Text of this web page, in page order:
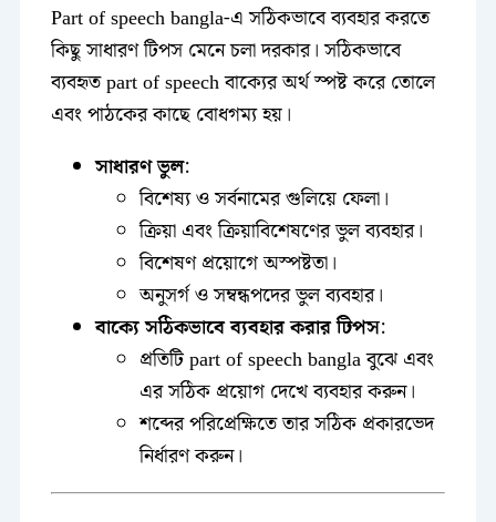
Part of speech bangla-এ সঠিকভাবে ব্যবহার করতে
কিছু সাধারণ টিপস মেনে চলা দরকার। সঠিকভাবে
ব্যবহৃত part of speech বাক্যের অর্থ স্পষ্ট করে তোলে
এবং পাঠকের কাছে বোধগম্য হয়।
সাধারণ ভুল:
বিশেষ্য ও সর্বনামের গুলিয়ে ফেলা।
ক্রিয়া এবং ক্রিয়াবিশেষণের ভুল ব্যবহার।
বিশেষণ প্রয়োগে অস্পষ্টতা।
অনুসর্গ ও সম্বন্ধপদের ভুল ব্যবহার।
বাক্যে সঠিকভাবে ব্যবহার করার টিপস:
প্রতিটি part of speech bangla বুঝে এবং
এর সঠিক প্রয়োগ দেখে ব্যবহার করুন।
শব্দের পরিপ্রেক্ষিতে তার সঠিক প্রকারভেদ
নির্ধারণ করুন।